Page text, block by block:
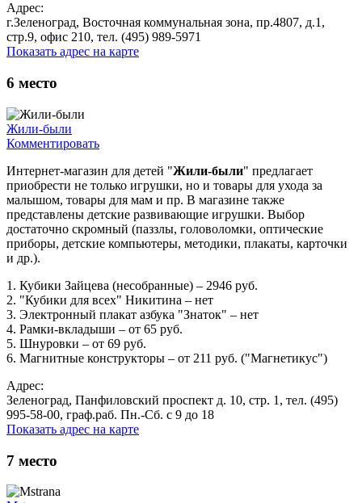
Адрес:
г.Зеленоград, Восточная коммунальная зона, пр.4807, д.1,
стр.9, офис 210, тел. (495) 989-5971
Показать адрес на карте
6 место
Жили-были
Комментировать
Интернет-магазин для детей "Жили-были" предлагает
приобрести не только игрушки, но и товары для ухода за
малышом, товары для мам и пр. В магазине также
представлены детские развивающие игрушки. Выбор
достаточно скромный (паззлы, головоломки, оптические
приборы, детские компьютеры, методики, плакаты, карточки
и др.).
1. Кубики Зайцева (несобранные) – 2946 руб.
2. "Кубики для всех" Никитина – нет
3. Электронный плакат азбука "Знаток" – нет
4. Рамки-вкладыши – от 65 руб.
5. Шнуровки – от 69 руб.
6. Магнитные конструкторы – от 211 руб. ("Магнетикус")
Адрес:
Зеленоград, Панфиловский проспект д. 10, стр. 1, тел. (495)
995-58-00, граф.раб. Пн.-Сб. с 9 до 18
Показать адрес на карте
7 место